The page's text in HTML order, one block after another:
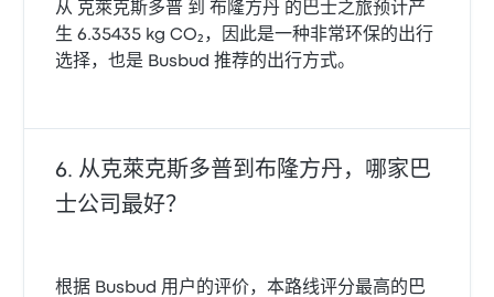
从 克萊克斯多普 到 布隆方丹 的巴士之旅预计产
生 6.35435 kg CO₂，因此是一种非常环保的出行
选择，也是 Busbud 推荐的出行方式。
从克萊克斯多普到布隆方丹，哪家巴
士公司最好？
根据 Busbud 用户的评价，本路线评分最高的巴